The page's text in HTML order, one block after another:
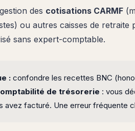
des cotisations CARMF
ou autres caisses de
sans expert-comptable.
: confondre les recettes BNC
de trésorerie : vous
avez facturé. Une erreur fréquente